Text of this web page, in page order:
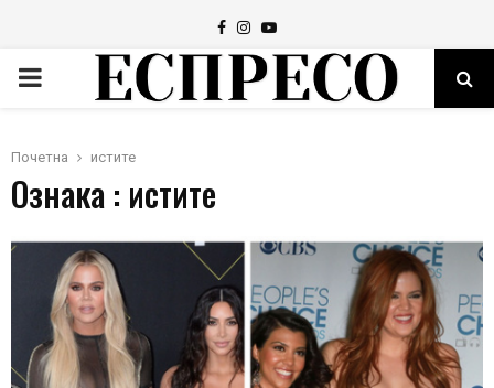
Facebook
Instagram
Youtube
PRIMARY
Почетна истите
Ознака : истите